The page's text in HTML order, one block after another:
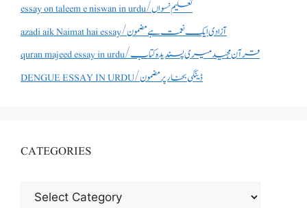
essay on taleem e niswan in urdu/تعلیم نسواں
azadi aik Naimat hai essay/آزادی ایک نعمت ہے مضمون
quran majeed essay in urdu/قرآن مجید میری پسندیدہ کتاب
DENGUE ESSAY IN URDU/ڈینگی بخار پر مضمون
CATEGORIES
CATEGORIES